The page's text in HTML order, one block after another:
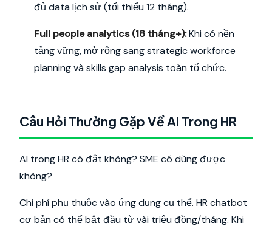
đủ data lịch sử (tối thiểu 12 tháng).
Full people analytics (18 tháng+):Khi có nền
tảng vững, mở rộng sang strategic workforce
planning và skills gap analysis toàn tổ chức.
Câu Hỏi Thường Gặp Về AI Trong HR
AI trong HR có đắt không? SME có dùng được
không?
Chi phí phụ thuộc vào ứng dụng cụ thể. HR chatbot
cơ bản có thể bắt đầu từ vài triệu đồng/tháng. Khi